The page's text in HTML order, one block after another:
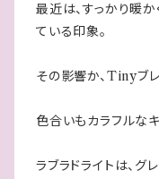
最近は、すっかり暖
ている印象。
その影響か、Tinyブ
色合いもカラフルな
ラブラドライトは、